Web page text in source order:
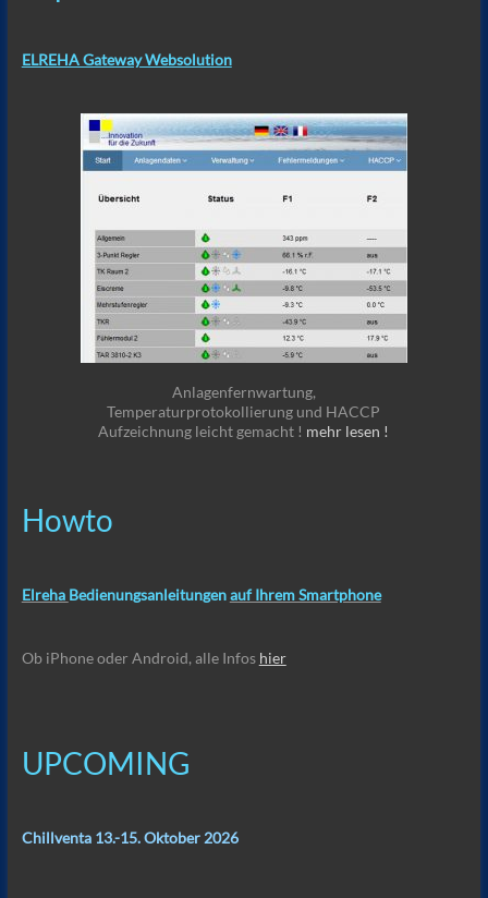
ELREHA Gateway Websolution
Anlagenfernwartung,
Temperaturprotokollierung und HACCP
Aufzeichnung leicht gemacht ! mehr lesen !
Howto
Elreha Bedienungsanleitungenauf Ihrem Smartphone
Ob iPhone oder Android, alle Infos hier
UPCOMING
Chillventa 13.-15. Oktober 2026